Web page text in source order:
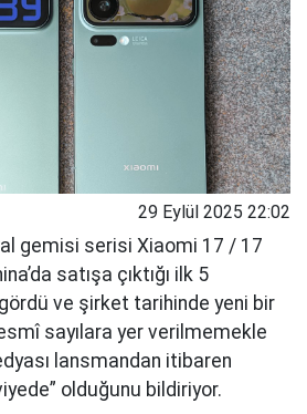
29 Eylül 2025 22:02
gemisi serisi Xiaomi 17 / 17
satışa çıktığı ilk 5
ve şirket tarihinde yeni bir
sayılara yer verilmemekle
lansmandan itibaren
olduğunu bildiriyor.